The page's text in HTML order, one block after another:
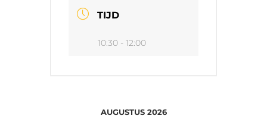
TIJD
10:30 - 12:00
AUGUSTUS 2026